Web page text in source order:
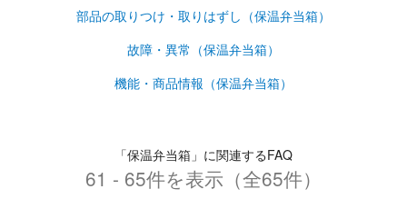
部品の取りつけ・取りはずし（保温弁当箱）
故障・異常（保温弁当箱）
機能・商品情報（保温弁当箱）
「保温弁当箱」に関連するFAQ
61 - 65件を表示（全65件）